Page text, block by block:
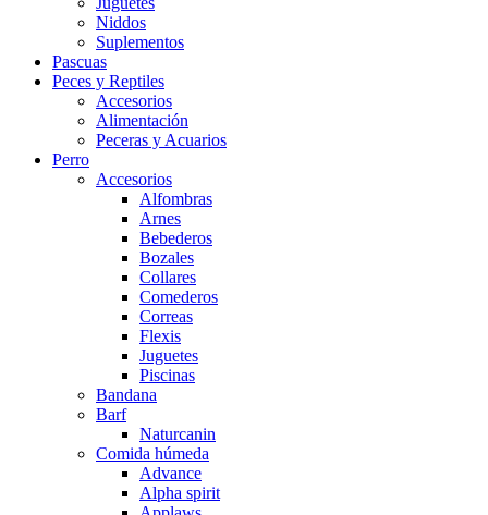
Niddos
Suplementos
Pascuas
Peces y Reptiles
Accesorios
Alimentación
Peceras y Acuarios
Perro
Accesorios
Alfombras
Arnes
Bebederos
Bozales
Collares
Comederos
Correas
Flexis
Juguetes
Piscinas
Bandana
Barf
Naturcanin
Comida húmeda
Advance
Alpha spirit